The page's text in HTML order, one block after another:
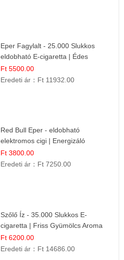
Eper Fagylalt - 25.000 Slukkos
eldobható E-cigaretta | Édes
Desszert Íz
Ft 5500.00
Eredeti ár： Ft 11932.00
Red Bull Eper - eldobható
elektromos cigi | Energizáló
Gyümölcs Íz
Ft 3800.00
Eredeti ár： Ft 7250.00
Szőlő Íz - 35.000 Slukkos E-
cigaretta | Friss Gyümölcs Aroma
Ft 6200.00
Eredeti ár： Ft 14686.00